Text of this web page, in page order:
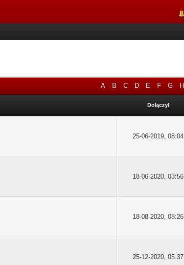
A B C D E F G H
Dołączył
25-06-2019, 08:04
18-06-2020, 03:56
18-08-2020, 08:26
25-12-2020, 05:37